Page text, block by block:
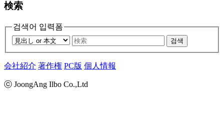
検索
검색어 입력폼
검색
会社紹介 著作権 PC版 個人情報
ⓒ JoongAng Ilbo Co.,Ltd